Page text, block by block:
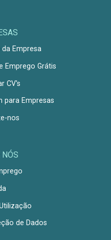
Empresa
Emprego Grátis
CV's
para Empresas
nos
NÓS
de Dados